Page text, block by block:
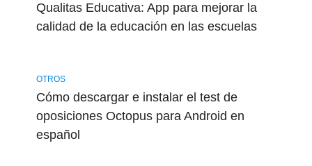
Qualitas Educativa: App para mejorar la
calidad de la educación en las escuelas
OTROS
Cómo descargar e instalar el test de
oposiciones Octopus para Android en
español